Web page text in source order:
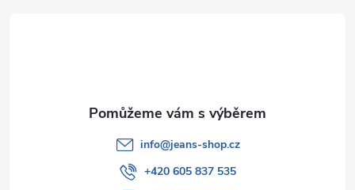
info@jeans-shop.cz
+420 605 837 535